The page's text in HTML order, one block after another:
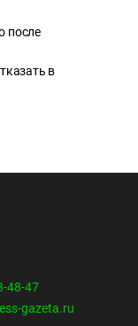
после
в
48-47
gazeta.ru